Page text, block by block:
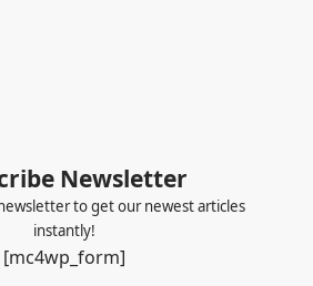
Newsletter
to get our newest articles
instantly!
[mc4wp_form]